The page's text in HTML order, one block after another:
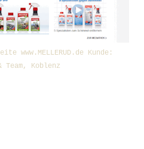
www.MELLERUD.de Kunde:
Koblenz